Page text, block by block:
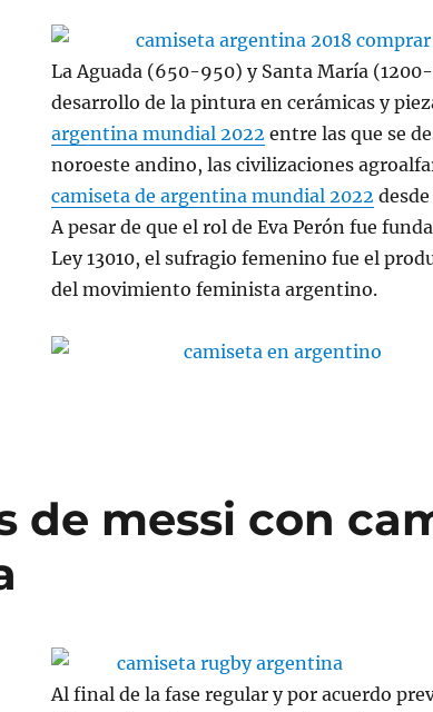
La Aguada (650-950) y Santa María
desarrollo de la pintura en cerámicas y
argentina mundial 2022 entre las que se
noroeste andino, las civilizaciones
camiseta de argentina mundial 2022
A pesar de que el rol de Eva Perón fue
Ley 13010, el sufragio femenino fue el
del movimiento feminista argentino.
de messi con
Al final de la fase regular y por acuerdo